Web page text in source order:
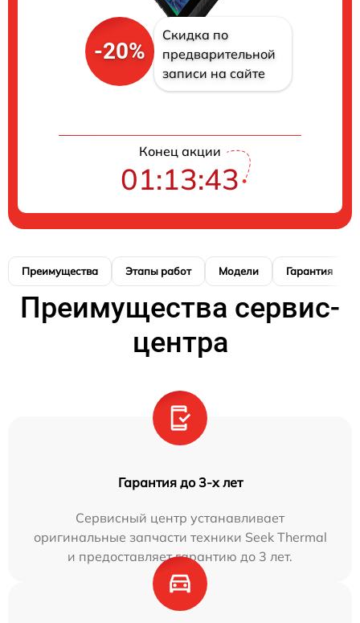
-20%
Скидка по
предварительной
записи на сайте
Конец акции
01:13:42
Преимущества Этапы работ Модели Гарантия
Преимущества сервис-
центра
Гарантия до 3-х лет
Сервисный центр устанавливает
оригинальные запчасти техники Seek Thermal
и предоставляет гарантию до 3 лет.